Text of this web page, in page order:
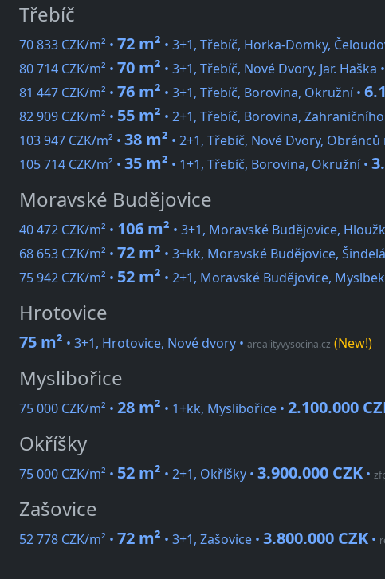
Třebíč
70 833 CZK/m² • 72 m² • 3+1, Třebíč, Horka-Domky,
80 714 CZK/m² • 70 m² • 3+1, Třebíč, Nové Dvory, Jar. Haška •
81 447 CZK/m² • 76 m² • 3+1, Třebíč, Borovina, Okružní •
82 909 CZK/m² • 55 m² • 2+1, Třebíč, Borovina,
103 947 CZK/m² • 38 m² • 2+1, Třebíč, Nové Dvory, Obránců
105 714 CZK/m² • 35 m² • 1+1, Třebíč, Borovina, Okružní •
Moravské Budějovice
40 472 CZK/m² • 106 m² • 3+1, Moravské Budějovice,
68 653 CZK/m² • 72 m² • 3+kk, Moravské Budějovice,
75 942 CZK/m² • 52 m² • 2+1, Moravské Budějovice,
Hrotovice
75 m² • 3+1, Hrotovice, Nové dvory • arealityvysocina.cz (New!)
Myslibořice
75 000 CZK/m² • 28 m² • 1+kk, Myslibořice • 2.100.000
Okříšky
75 000 CZK/m² • 52 m² • 2+1, Okříšky • 3.900.000 CZK •
Zašovice
52 778 CZK/m² • 72 m² • 3+1, Zašovice • 3.800.000 CZK •